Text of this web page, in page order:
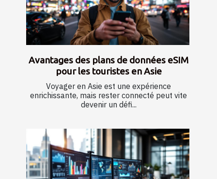
Avantages des plans de données eSIM
pour les touristes en Asie
Voyager en Asie est une expérience
enrichissante, mais rester connecté peut vite
devenir un défi...